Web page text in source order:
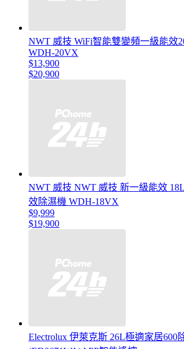
NWT 威技 WiFi智能雙變頻一級能效
WDH-20VX
$13,900
$20,900
NWT 威技 NWT 威技 新一級能效
效除濕機 WDH-18VX
$9,999
$19,900
Electrolux 伊萊克斯 26L極適家居600